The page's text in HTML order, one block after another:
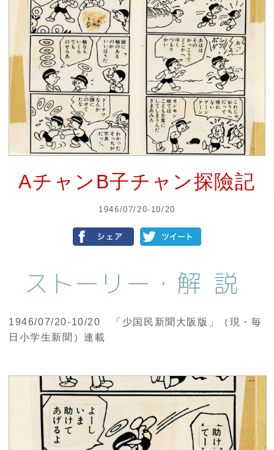
AチャンB子チャン探險記
1946/07/20-10/20
ストーリー・ 解説
1946/07/20-10/20 「少国民新聞大阪版」（現・毎
日小学生新聞）連載